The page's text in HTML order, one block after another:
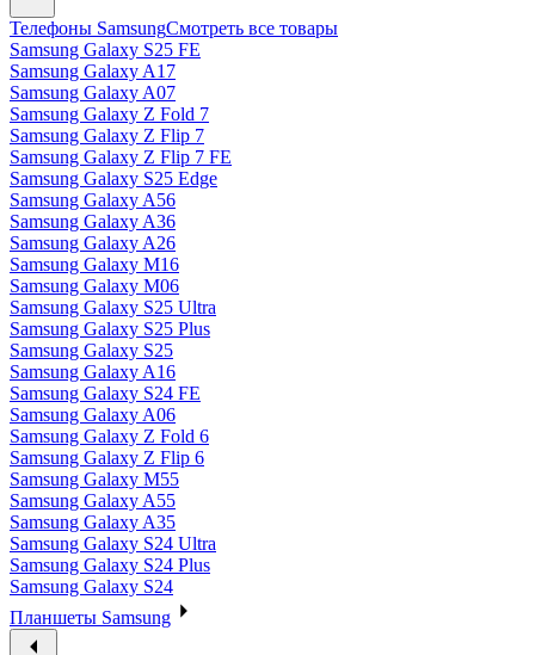
Телефоны SamsungСмотреть все товары
Samsung Galaxy S25 FE
Samsung Galaxy A17
Samsung Galaxy A07
Samsung Galaxy Z Fold 7
Samsung Galaxy Z Flip 7
Samsung Galaxy Z Flip 7 FE
Samsung Galaxy S25 Edge
Samsung Galaxy A56
Samsung Galaxy A36
Samsung Galaxy A26
Samsung Galaxy M16
Samsung Galaxy M06
Samsung Galaxy S25 Ultra
Samsung Galaxy S25 Plus
Samsung Galaxy S25
Samsung Galaxy A16
Samsung Galaxy S24 FE
Samsung Galaxy A06
Samsung Galaxy Z Fold 6
Samsung Galaxy Z Flip 6
Samsung Galaxy M55
Samsung Galaxy A55
Samsung Galaxy A35
Samsung Galaxy S24 Ultra
Samsung Galaxy S24 Plus
Samsung Galaxy S24
Планшеты Samsung